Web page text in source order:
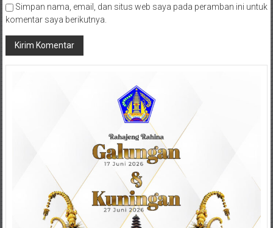
Simpan nama, email, dan situs web saya pada peramban ini untuk
komentar saya berikutnya.